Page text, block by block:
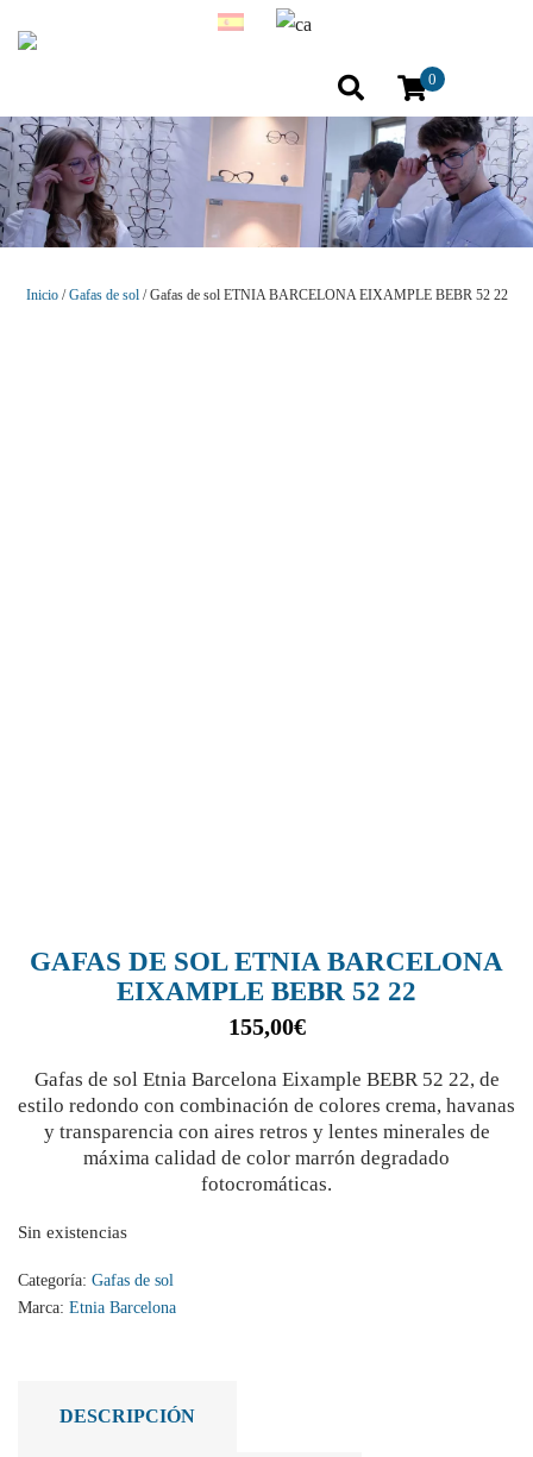
0
Inicio/Gafas de sol/ Gafas de sol ETNIA BARCELONA EIXAMPLE BEBR 52 22
GAFAS DE SOL ETNIA BARCELONA
EIXAMPLE BEBR 52 22
155,00€
Gafas de sol Etnia Barcelona Eixample BEBR 52 22, de
estilo redondo con combinación de colores crema, havanas
y transparencia con aires retros y lentes minerales de
máxima calidad de color marrón degradado
fotocromáticas.
Sin existencias
Categoría: Gafas de sol
Marca: Etnia Barcelona
DESCRIPCIÓN